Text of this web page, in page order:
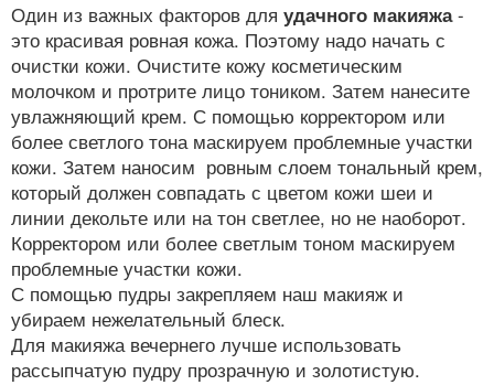
Один из важных факторов для удачного макияжа-
это красивая ровная кожа. Поэтому надо начать с
очистки кожи. Очистите кожу косметическим
молочком и протрите лицо тоником. Затем нанесите
увлажняющий крем. С помощью корректором или
более светлого тона маскируем проблемные участки
кожи. Затем наносим ровным слоем тональный крем,
который должен совпадать с цветом кожи шеи и
линии декольте или на тон светлее, но не наоборот.
Корректором или более светлым тоном маскируем
проблемные участки кожи.
С помощью пудры закрепляем наш макияж и
убираем нежелательный блеск.
Для макияжа вечернего лучше использовать
рассыпчатую пудру прозрачную и золотистую.